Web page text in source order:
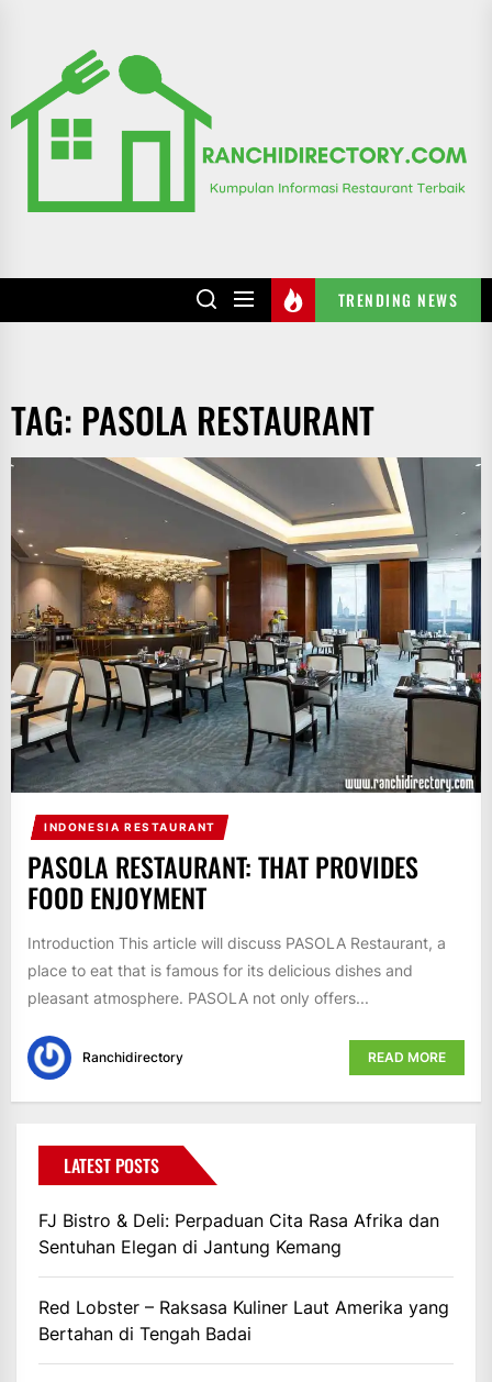
content
TRENDING NEWS
TAG: PASOLA RESTAURANT
INDONESIA RESTAURANT
PASOLA RESTAURANT: THAT PROVIDES
FOOD ENJOYMENT
Introduction This article will discuss PASOLA Restaurant, a
place to eat that is famous for its delicious dishes and
pleasant atmosphere. PASOLA not only offers...
Ranchidirectory READ MORE
LATEST POSTS
FJ Bistro & Deli: Perpaduan Cita Rasa Afrika dan
Sentuhan Elegan di Jantung Kemang
Red Lobster – Raksasa Kuliner Laut Amerika yang
Bertahan di Tengah Badai